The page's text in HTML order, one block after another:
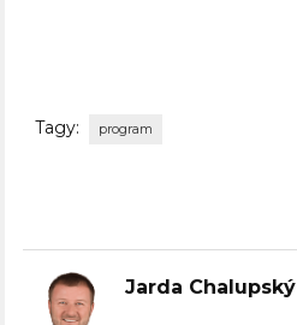
Tagy: program
Jarda Chalupský